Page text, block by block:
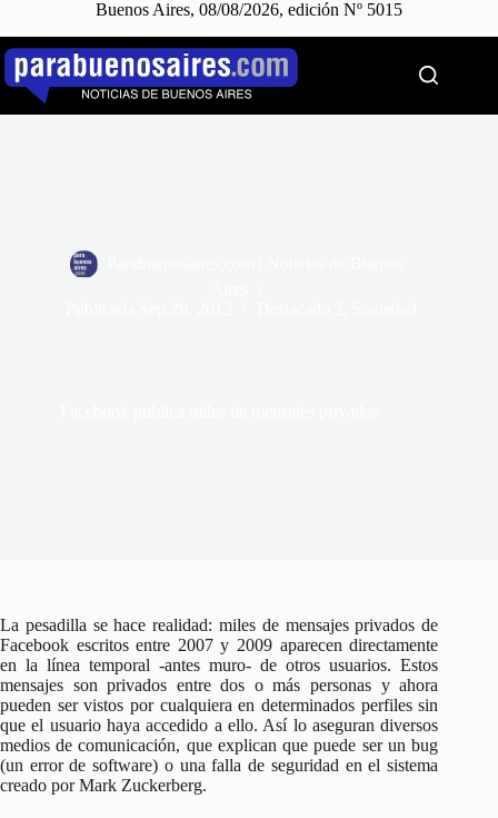
Buenos Aires, 08/08/2026, edición Nº 5015
Saltar
contenido
La pesadilla se hace realidad: miles de mensajes privados de
Facebook escritos entre 2007 y 2009 aparecen directamente
en la línea temporal -antes muro- de otros usuarios. Estos
mensajes son privados entre dos o más personas y ahora
pueden ser vistos por cualquiera en determinados perfiles sin
que el usuario haya accedido a ello. Así lo aseguran diversos
medios de comunicación, que explican que puede ser un bug
(un error de software) o una falla de seguridad en el sistema
creado por Mark Zuckerberg.